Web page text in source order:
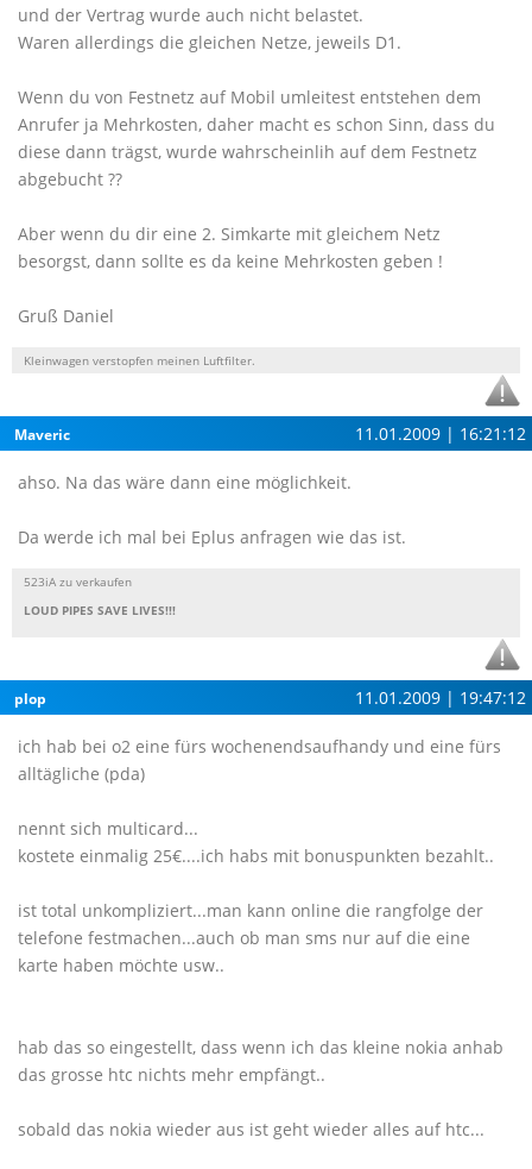
und der Vertrag wurde auch nicht belastet.
Waren allerdings die gleichen Netze, jeweils D1.
Wenn du von Festnetz auf Mobil umleitest entstehen dem
Anrufer ja Mehrkosten, daher macht es schon Sinn, dass du
diese dann trägst, wurde wahrscheinlih auf dem Festnetz
abgebucht ??
Aber wenn du dir eine 2. Simkarte mit gleichem Netz
besorgst, dann sollte es da keine Mehrkosten geben !
Gruß Daniel
Kleinwagen verstopfen meinen Luftfilter.
Maveric 11.01.2009 | 16:21:12
ahso. Na das wäre dann eine möglichkeit.
Da werde ich mal bei Eplus anfragen wie das ist.
523iA zu verkaufen
LOUD PIPES SAVE LIVES!!!
plop 11.01.2009 | 19:47:12
ich hab bei o2 eine fürs wochenendsaufhandy und eine fürs
alltägliche (pda)
nennt sich multicard...
kostete einmalig 25€....ich habs mit bonuspunkten bezahlt..
ist total unkompliziert...man kann online die rangfolge der
telefone festmachen...auch ob man sms nur auf die eine
karte haben möchte usw..
hab das so eingestellt, dass wenn ich das kleine nokia anhab
das grosse htc nichts mehr empfängt..
sobald das nokia wieder aus ist geht wieder alles auf htc...